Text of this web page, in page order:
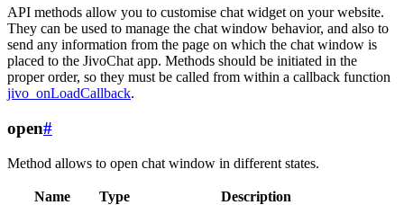
API methods allow you to customise chat widget on your website.
They can be used to manage the chat window behavior, and also to
send any information from the page on which the chat window is
placed to the JivoChat app. Methods should be initiated in the
proper order, so they must be called from within a callback function
jivo_onLoadCallback.
open#
Method allows to open chat window in different states.
Name Type
Description